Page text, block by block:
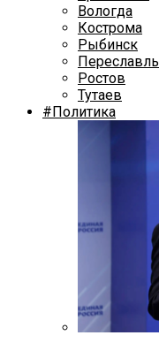
Вологда
Кострома
Рыбинск
Переславль
Ростов
Тутаев
#Политика